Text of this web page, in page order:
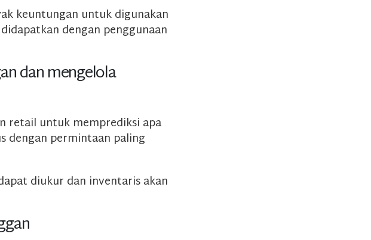
keuntungan untuk digunakan
dengan penggunaan
dan mengelola
retail untuk memprediksi apa
dengan permintaan paling
diukur dan inventaris akan